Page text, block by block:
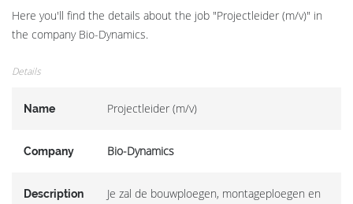
Here you'll find the details about the job "Projectleider (m/v)" in
the company Bio-Dynamics.
Details
Name Projectleider (m/v)
Company Bio-Dynamics
Description
Je zal de bouwploegen, montageploegen en